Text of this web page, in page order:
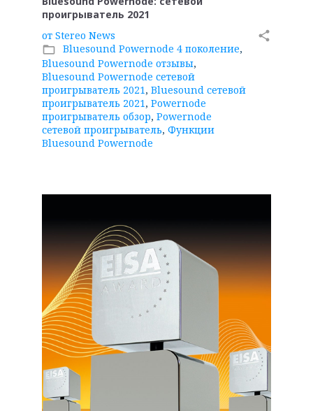
проигрыватель 2021
от Stereo News
folder_open Bluesound Powernode 4 поколение,
Bluesound Powernode отзывы,
Bluesound Powernode сетевой
проигрыватель 2021, Bluesound сетевой
проигрыватель 2021, Powernode
проигрыватель обзор, Powernode
сетевой проигрыватель, Функции
Bluesound Powernode
share